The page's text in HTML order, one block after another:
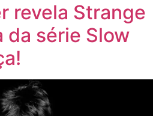
revela Strange
da série Slow